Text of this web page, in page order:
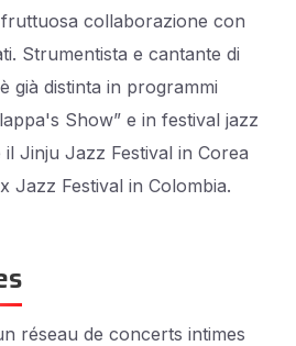
collaborazione con
Strumentista e cantante di
già distinta in programmi
Show” e in festival jazz
Jinju Jazz Festival in Corea
Jazz Festival in Colombia.
réseau de concerts intimes